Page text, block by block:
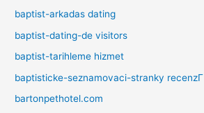
baptist-arkadas dating
baptist-dating-de visitors
baptist-tarihleme hizmet
baptisticke-seznamovaci-stranky recenzГ­
bartonpethotel.com